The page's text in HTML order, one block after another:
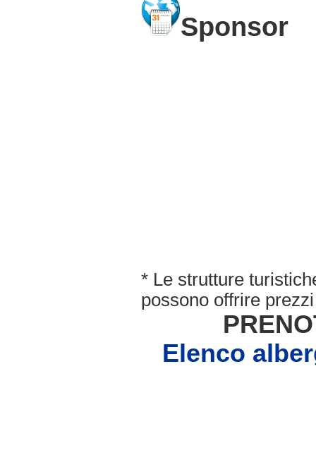
Sponsor
* Le strutture
possono offrire
Elenco